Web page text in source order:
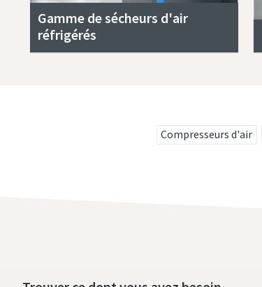
Gamme de sécheurs d'air
réfrigérés
Compresseurs d'air